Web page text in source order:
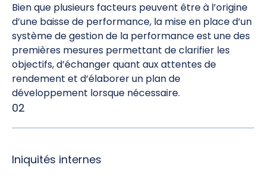
Bien que plusieurs facteurs peuvent être à l’origine
d’une baisse de performance, la mise en place d’un
système de gestion de la performance est une des
premières mesures permettant de clarifier les
objectifs, d’échanger quant aux attentes de
rendement et d‘élaborer un plan de
développement lorsque nécessaire.
02
Iniquités internes